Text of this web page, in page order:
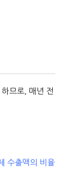
므로, 매년 전
수출액의 비율